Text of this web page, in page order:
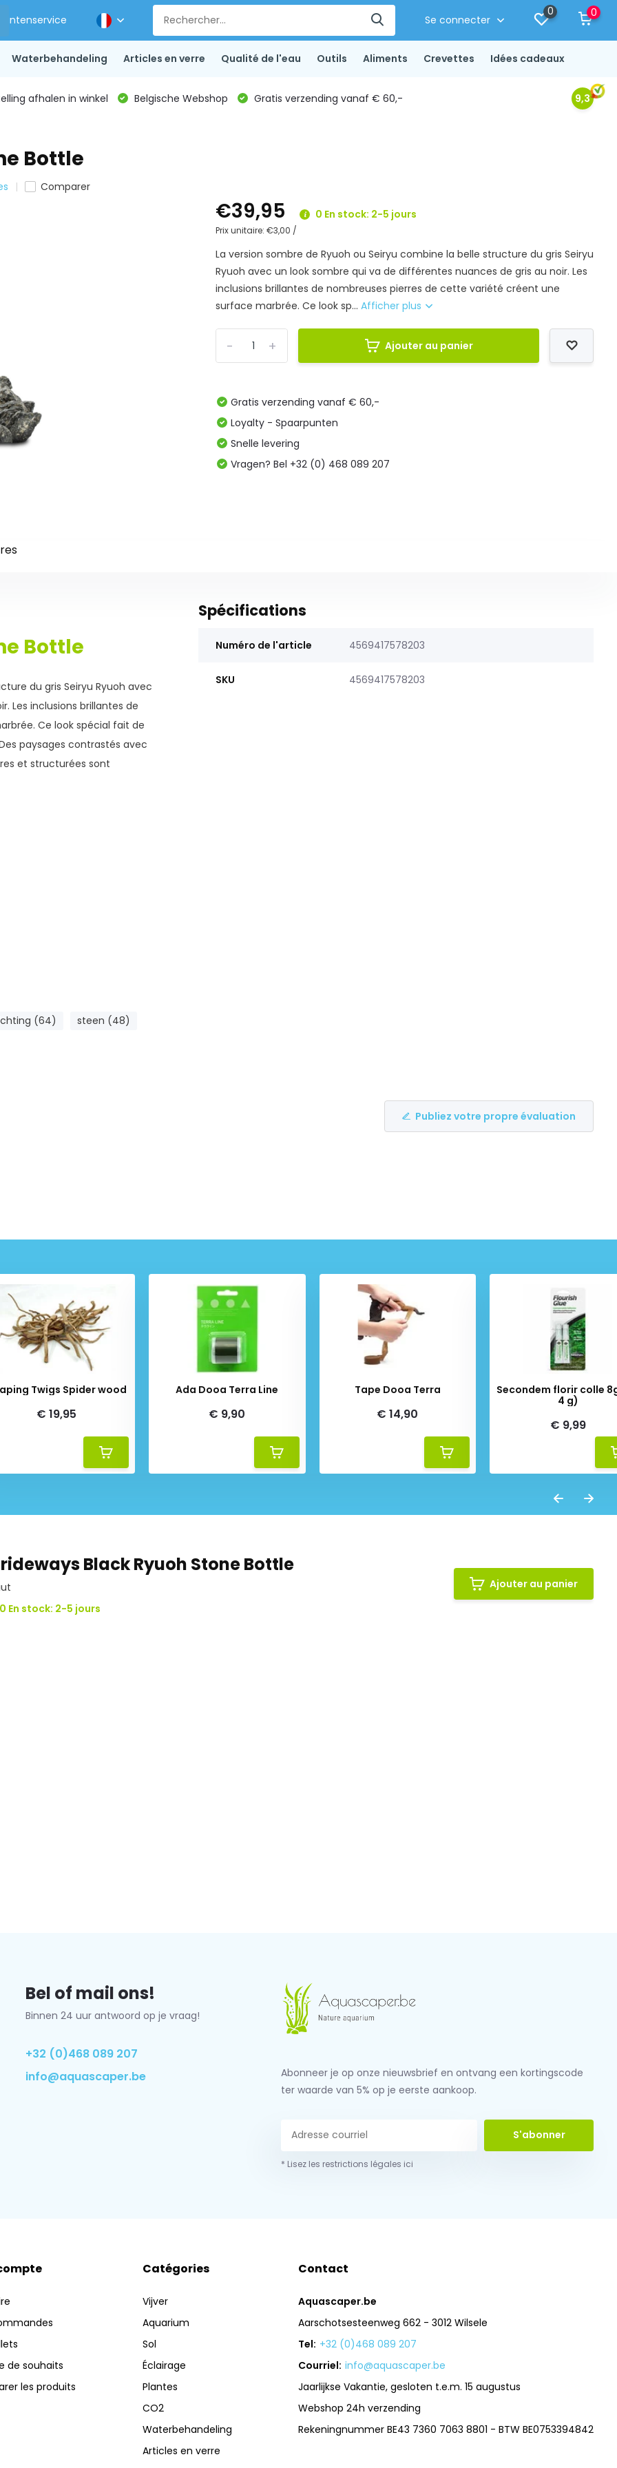
Klantenservice Se connecter
0 0
Waterbehandeling Articles en verre Qualité de l'eau Outils Aliments Crevettes Idées cadeaux
afhalen in winkel Belgische Webshop Gratis verzending vanaf € 60,- 9,3
Bottle
Comparer
€39,95 0 En stock: 2-5 jours
Prix unitaire:€3,00 /
La version sombre de Ryuoh ou Seiryu combine la belle structure du gris Seiryu
Ryuoh avec un look sombre qui va de différentes nuances de gris au noir. Les
inclusions brillantes de nombreuses pierres de cette variété créent une
surface marbrée. Ce look sp...Afficher plus
+
- Ajouter au panier
Gratis verzending vanaf € 60,-
Loyalty - Spaarpunten
Snelle levering
Vragen? Bel +32 (0) 468 089 207
Bottle
du gris Seiryu Ryuoh avec
Les inclusions brillantes de
Ce look spécial fait de
paysages contrastés avec
et structurées sont
(64)
steen (48)
Spécifications
Numéro de l'article 4569417578203
SKU 4569417578203
Publiez votre propre évaluation
Scaping Twigs Spider wood
€ 19,95
Ada Dooa Terra Line
€ 9,90
Tape Dooa Terra
€ 14,90
Secondem florir colle
4 g)
€ 9,99
Black Ryuoh Stone Bottle
0 En stock: 2-5 jours
Ajouter au panier
Bel of mail ons!
Binnen 24 uur antwoord op je vraag!
+32 (0)468 089 207
info@aquascaper.be
Abonneer je op onze nieuwsbrief en ontvang een kortingscode
ter waarde van 5% op je eerste aankoop.
S'abonner
* Lisez les restrictions légales ici
de souhaits
les produits
Catégories
Vijver
Aquarium
Sol
Éclairage
Plantes
CO2
Waterbehandeling
Articles en verre
Contact
Aquascaper.be
Aarschotsesteenweg 662 - 3012 Wilsele
Tel: +32 (0)468 089 207
Courriel: info@aquascaper.be
Jaarlijkse Vakantie, gesloten t.e.m. 15 augustus
Webshop 24h verzending
Rekeningnummer BE43 7360 7063 8801 - BTW BE0753394842